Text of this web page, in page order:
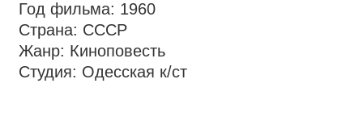
Год фильма: 1960
Страна: СССР
Жанр: Киноповесть
Студия: Одесская к/ст